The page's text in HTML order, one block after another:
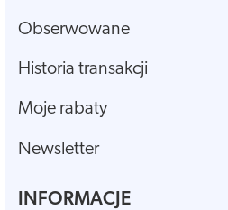
Obserwowane
Historia transakcji
Moje rabaty
Newsletter
INFORMACJE